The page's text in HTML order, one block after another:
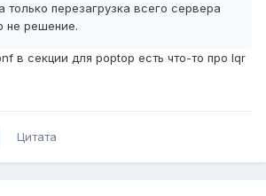
только перезагрузка всего сервера
не решение.
в секции для poptop есть что-то про lqr
Цитата